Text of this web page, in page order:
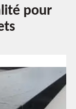
pour